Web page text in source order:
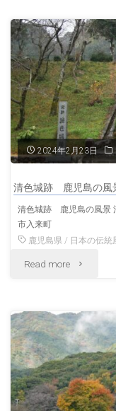
学
校
栃
木
の
景"
2024年2月23日
清色城跡 鹿児島の風
清色城跡 鹿児島の風景
市入来町
鹿児島県 / 日本の伝統
Read more "清
城
跡
鹿
児